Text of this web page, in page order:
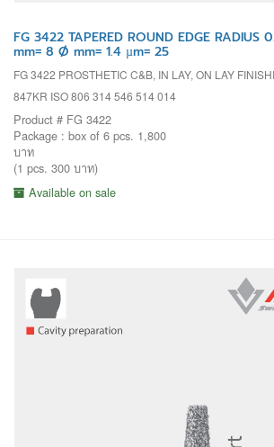
FG 3422 TAPERED ROUND EDGE RADIUS
mm= 8 Ø mm= 1.4 µm= 25
FG 3422 PROSTHETIC C&B, IN LAY, ON LAY
847KR ISO 806 314 546 514 014
Product # FG 3422
Package : box of 6 pcs. 1,800
บาท
(1 pcs. 300 บาท)
Available on sale